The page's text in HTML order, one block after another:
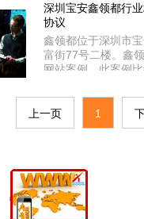
国家工信部和广东
ICP备案；备案号：
众诚慧远选用我司
站主要是按客户要
果图纸来做，这种
深圳宝安鑫领都行
协议
鑫领都位于深圳市
富街77号二楼。鑫
网站案例，此案例
具、顶部侧部二级
能。鑫领都是经深
有资质公司，统一社
上一页 1